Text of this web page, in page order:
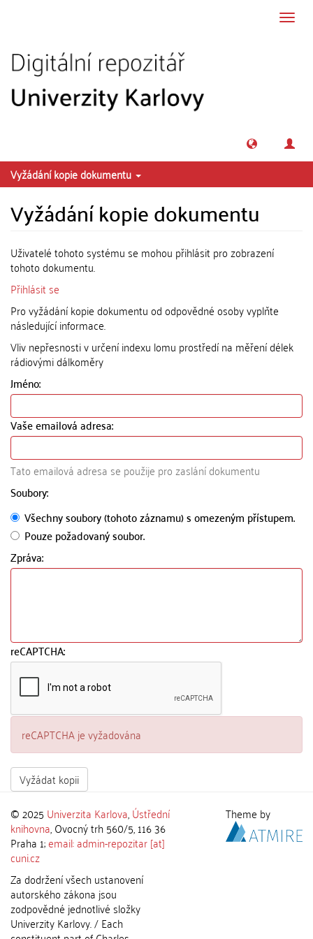
Vyžádání kopie dokumentu
Vyžádání kopie dokumentu
Uživatelé tohoto systému se mohou přihlásit pro zobrazení
tohoto dokumentu.
Přihlásit se
Pro vyžádání kopie dokumentu od odpovědné osoby vyplňte
následující informace.
Vliv nepřesnosti v určení indexu lomu prostředí na měření délek
rádiovými dálkoměry
Jméno:
Vaše emailová adresa:
Tato emailová adresa se použije pro zaslání dokumentu
Soubory:
Všechny soubory (tohoto záznamu) s omezeným přístupem.
Pouze požadovaný soubor.
Zpráva:
reCAPTCHA:
reCAPTCHA je vyžadována
Vyžádat kopii
© 2025 Univerzita Karlova,Ústřední
knihovna, Ovocný trh 560/5, 116 36
Praha 1;email: admin-repozitar [at]
cuni.cz
Za dodržení všech ustanovení
autorského zákona jsou
zodpovědné jednotlivé složky
Univerzity Karlovy. / Each
Theme by